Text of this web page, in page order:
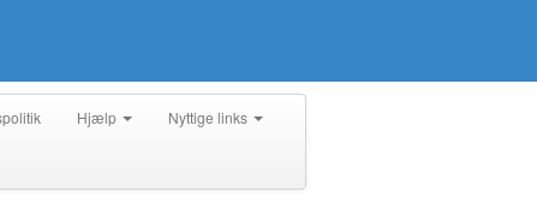
Hjælp Nyttige links